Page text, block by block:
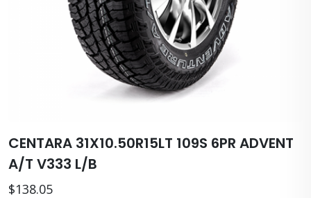
CENTARA 31X10.50R15LT 109S 6PR ADVENT
A/T V333 L/B
$138.05